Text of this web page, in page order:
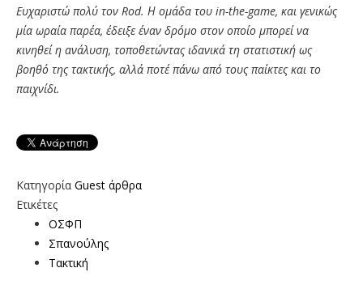
Eυχαριστώ πολύ τον Rod. Η ομάδα του in-the-game, και γενικώς
μία ωραία παρέα, έδειξε έναν δρόμο στον οποίο μπορεί να
κινηθεί η ανάλυση, τοποθετώντας ιδανικά τη στατιστική ως
βοηθό της τακτικής, αλλά ποτέ πάνω από τους παίκτες και το
παιχνίδι.
Κατηγορία Guest άρθρα
Ετικέτες
ΟΣΦΠ
Σπανούλης
Τακτική